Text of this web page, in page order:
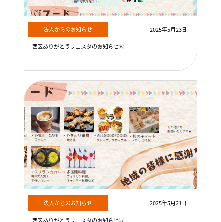
法人からのお知らせ 2025年5月23日
西区ありがとうフェスタのお知らせ⑥
法人からのお知らせ 2025年5月21日
西区ありがとうフェスタのお知らせ⑤